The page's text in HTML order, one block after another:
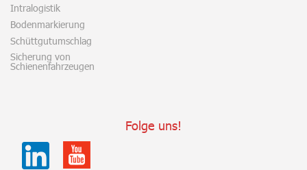
Intralogistik
Bodenmarkierung
Schüttgutumschlag
Sicherung von
Schienenfahrzeugen
Folge uns!